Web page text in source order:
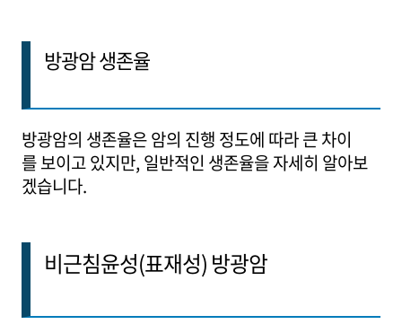
방광암 생존율
방광암의 생존율은 암의 진행 정도에 따라 큰 차이
를 보이고 있지만, 일반적인 생존율을 자세히 알아보
겠습니다.
비근침윤성(표재성) 방광암